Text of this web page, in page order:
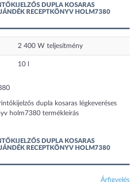
DUPLA KOSARAS
RECEPTKÖNYV HOLM7380
2 400 W teljesítmény
10
dupla kosaras légkeveréses
holm7380 termékleírás
DUPLA KOSARAS
RECEPTKÖNYV HOLM7380
Árfigyelés